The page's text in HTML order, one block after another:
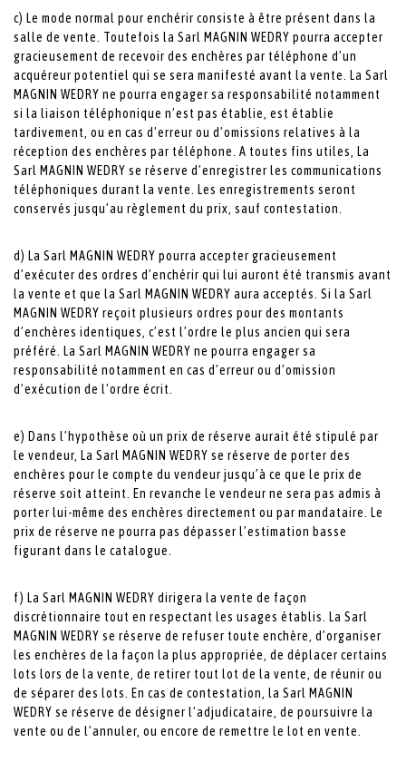
c) Le mode normal pour enchérir consiste à être présent dans la
salle de vente. Toutefois la Sarl MAGNIN WEDRY pourra accepter
gracieusement de recevoir des enchères par téléphone d’un
acquéreur potentiel qui se sera manifesté avant la vente. La Sarl
MAGNIN WEDRY ne pourra engager sa responsabilité notamment
si la liaison téléphonique n’est pas établie, est établie
tardivement, ou en cas d’erreur ou d’omissions relatives à la
réception des enchères par téléphone. A toutes fins utiles, La
Sarl MAGNIN WEDRY se réserve d’enregistrer les communications
téléphoniques durant la vente. Les enregistrements seront
conservés jusqu’au règlement du prix, sauf contestation.
d) La Sarl MAGNIN WEDRY pourra accepter gracieusement
d’exécuter des ordres d’enchérir qui lui auront été transmis avant
la vente et que la Sarl MAGNIN WEDRY aura acceptés. Si la Sarl
MAGNIN WEDRY reçoit plusieurs ordres pour des montants
d’enchères identiques, c’est l’ordre le plus ancien qui sera
préféré. La Sarl MAGNIN WEDRY ne pourra engager sa
responsabilité notamment en cas d’erreur ou d’omission
d’exécution de l’ordre écrit.
e) Dans l’hypothèse où un prix de réserve aurait été stipulé par
le vendeur, La Sarl MAGNIN WEDRY se réserve de porter des
enchères pour le compte du vendeur jusqu’à ce que le prix de
réserve soit atteint. En revanche le vendeur ne sera pas admis à
porter lui-même des enchères directement ou par mandataire. Le
prix de réserve ne pourra pas dépasser l’estimation basse
figurant dans le catalogue.
f) La Sarl MAGNIN WEDRY dirigera la vente de façon
discrétionnaire tout en respectant les usages établis. La Sarl
MAGNIN WEDRY se réserve de refuser toute enchère, d’organiser
les enchères de la façon la plus appropriée, de déplacer certains
lots lors de la vente, de retirer tout lot de la vente, de réunir ou
de séparer des lots. En cas de contestation, la Sarl MAGNIN
WEDRY se réserve de désigner l’adjudicataire, de poursuivre la
vente ou de l’annuler, ou encore de remettre le lot en vente.